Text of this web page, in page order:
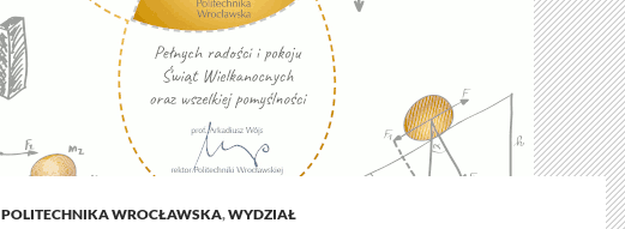
POLITECHNIKA WROCŁAWSKA,WYDZIAŁ